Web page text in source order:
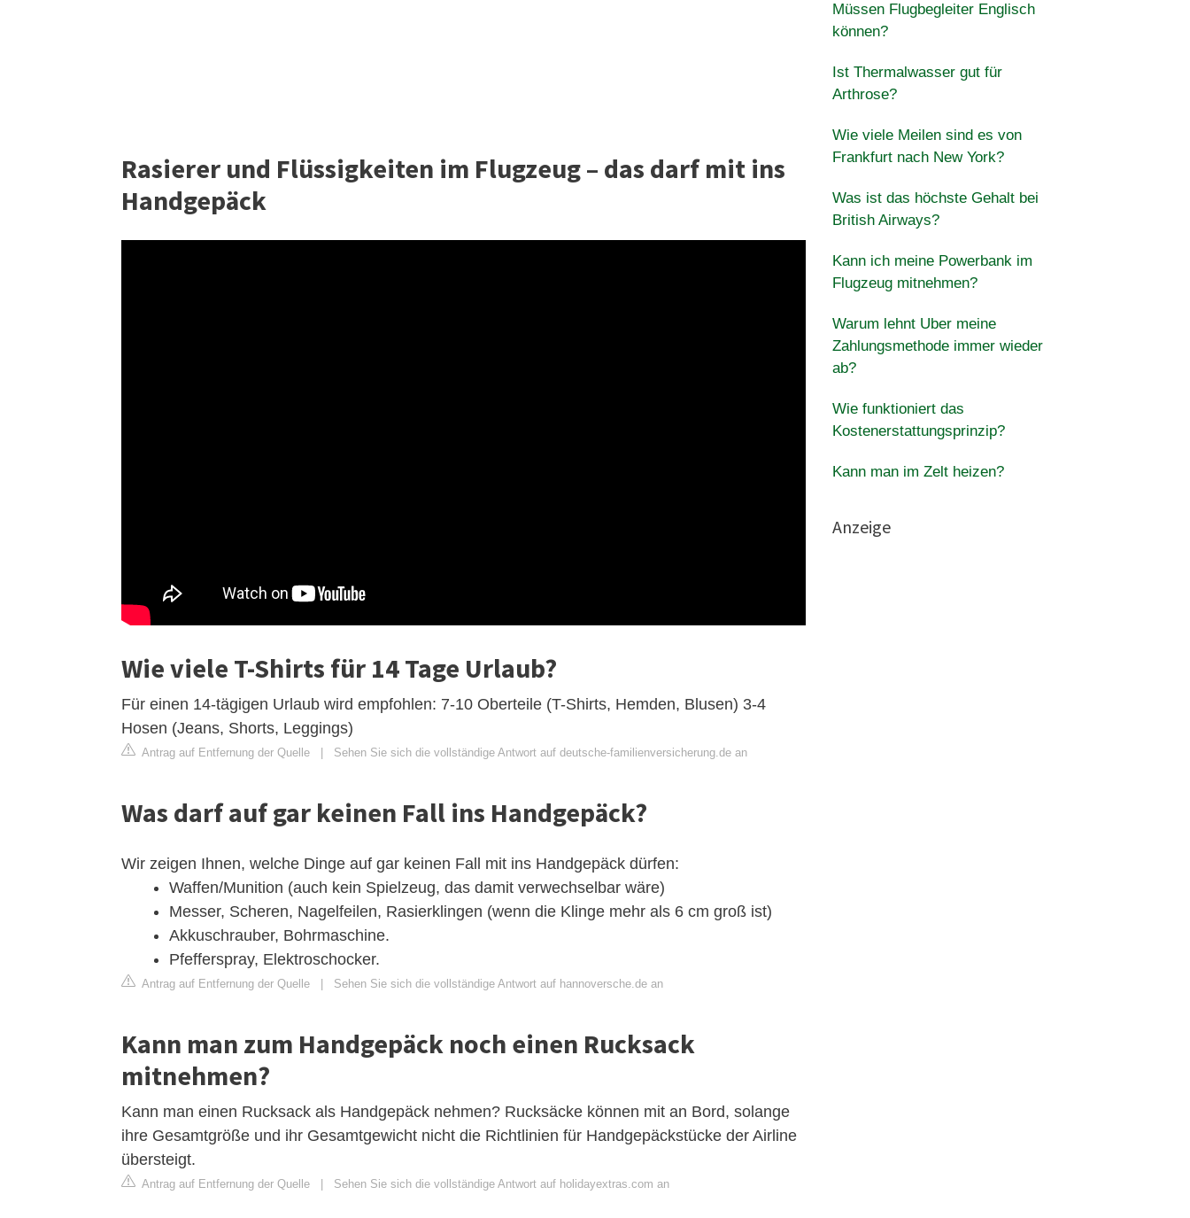
Rasierer und Flüssigkeiten im Flugzeug – das darf mit ins
Handgepäck
Wie viele T-Shirts für 14 Tage Urlaub?
Für einen 14-tägigen Urlaub wird empfohlen: 7-10 Oberteile (T-Shirts, Hemden, Blusen) 3-4
Hosen (Jeans, Shorts, Leggings)
Antrag auf Entfernung der Quelle | Sehen Sie sich die vollständige Antwort auf deutsche-familienversicherung.de an
Was darf auf gar keinen Fall ins Handgepäck?
Wir zeigen Ihnen, welche Dinge auf gar keinen Fall mit ins Handgepäck dürfen:
Waffen/Munition (auch kein Spielzeug, das damit verwechselbar wäre)
Messer, Scheren, Nagelfeilen, Rasierklingen (wenn die Klinge mehr als 6 cm groß ist)
Akkuschrauber, Bohrmaschine.
Pfefferspray, Elektroschocker.
Antrag auf Entfernung der Quelle | Sehen Sie sich die vollständige Antwort auf hannoversche.de an
Kann man zum Handgepäck noch einen Rucksack
mitnehmen?
Kann man einen Rucksack als Handgepäck nehmen? Rucksäcke können mit an Bord, solange
ihre Gesamtgröße und ihr Gesamtgewicht nicht die Richtlinien für Handgepäckstücke der Airline
übersteigt.
Antrag auf Entfernung der Quelle | Sehen Sie sich die vollständige Antwort auf holidayextras.com an
Müssen Flugbegleiter Englisch
können?
Ist Thermalwasser gut für
Arthrose?
Wie viele Meilen sind es von
Frankfurt nach New York?
Was ist das höchste Gehalt bei
British Airways?
Kann ich meine Powerbank im
Flugzeug mitnehmen?
Warum lehnt Uber meine
Zahlungsmethode immer wieder
ab?
Wie funktioniert das
Kostenerstattungsprinzip?
Kann man im Zelt heizen?
Anzeige